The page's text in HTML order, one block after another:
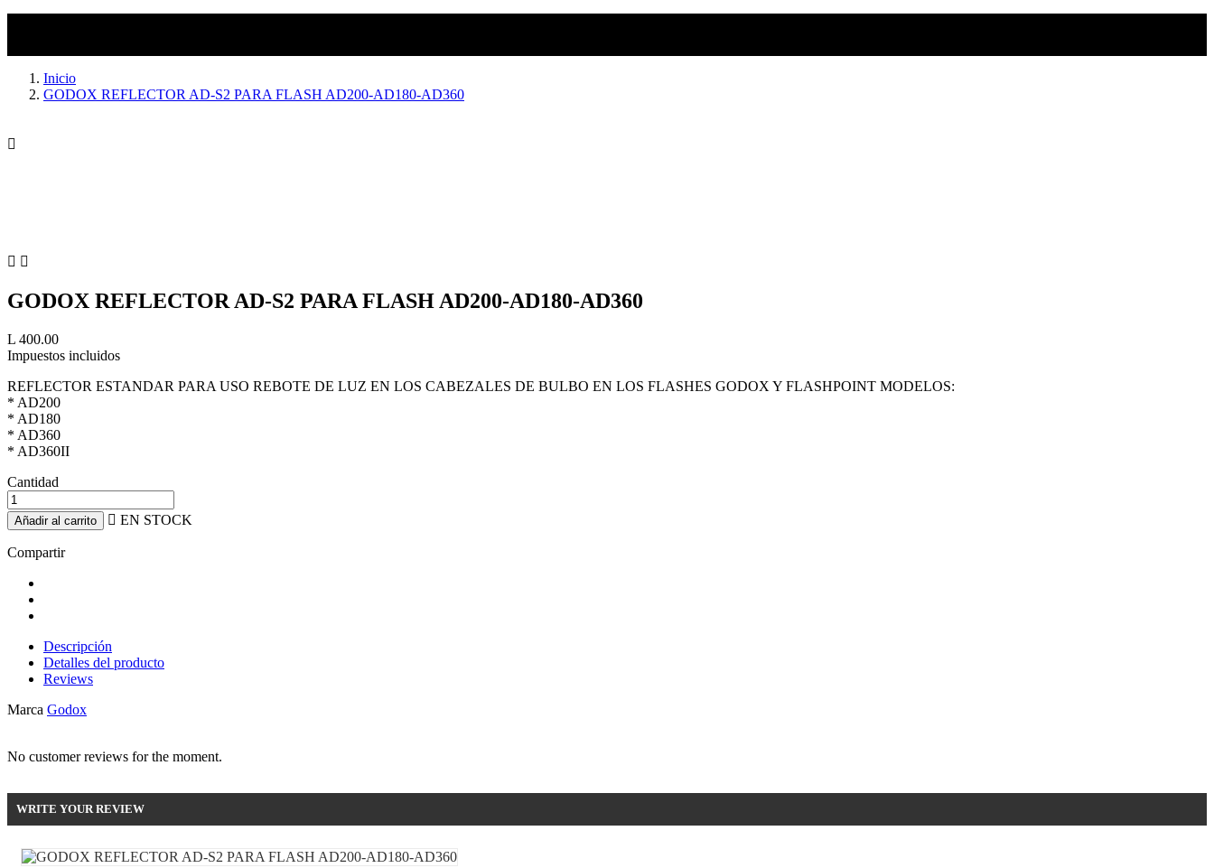
Inicio
GODOX REFLECTOR AD-S2 PARA FLASH AD200-AD180-AD360

 
GODOX REFLECTOR AD-S2 PARA FLASH AD200-AD180-AD360
L 400.00
Impuestos incluidos
REFLECTOR ESTANDAR PARA USO REBOTE DE LUZ EN LOS CABEZALES DE BULBO EN LOS FLASHES GODOX Y FLASHPOINT MODELOS:
* AD200
* AD180
* AD360
* AD360II
Cantidad
Añadir al carrito  EN STOCK
Compartir
Descripción
Detalles del producto
Reviews
Marca Godox
No customer reviews for the moment.
WRITE YOUR REVIEW